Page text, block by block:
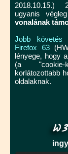
2018.10.15.)
ugyanis
vonalának
Jobb követés
Firefox 63
lényege, hogy
(a
korlátozottabb
oldalaknak.